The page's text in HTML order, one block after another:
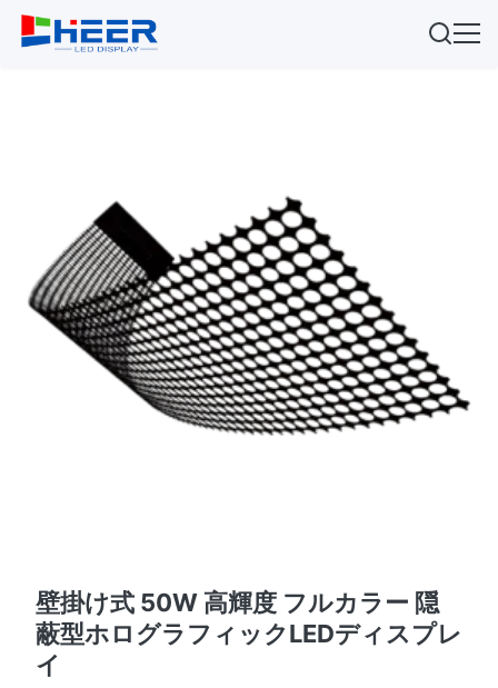
壁掛け式 50W 高輝度 フルカラー 隠
蔽型ホログラフィックLEDディスプレ
イ